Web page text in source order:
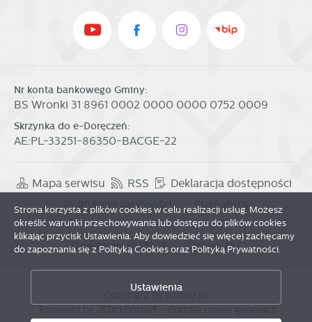
Nr konta bankowego Gminy:
BS Wronki 31 8961 0002 0000 0000 0752 0009
Skrzynka do e-Doręczeń:
AE:PL-33251-86350-BACGE-22
Mapa serwisu RSS
Deklaracja dostępności
Polityka prywatności
Sygnalista
Odwiedzin: 3835367 Online: 267
Strona korzysta z plików cookies w celu realizacji usług. Możesz
określić warunki przechowywania lub dostępu do plików cookies
klikając przycisk Ustawienia. Aby dowiedzieć się więcej zachęcamy
do zapoznania się z Polityką Cookies oraz Polityką Prywatności.
Ustawienia
Zapisz wybrane